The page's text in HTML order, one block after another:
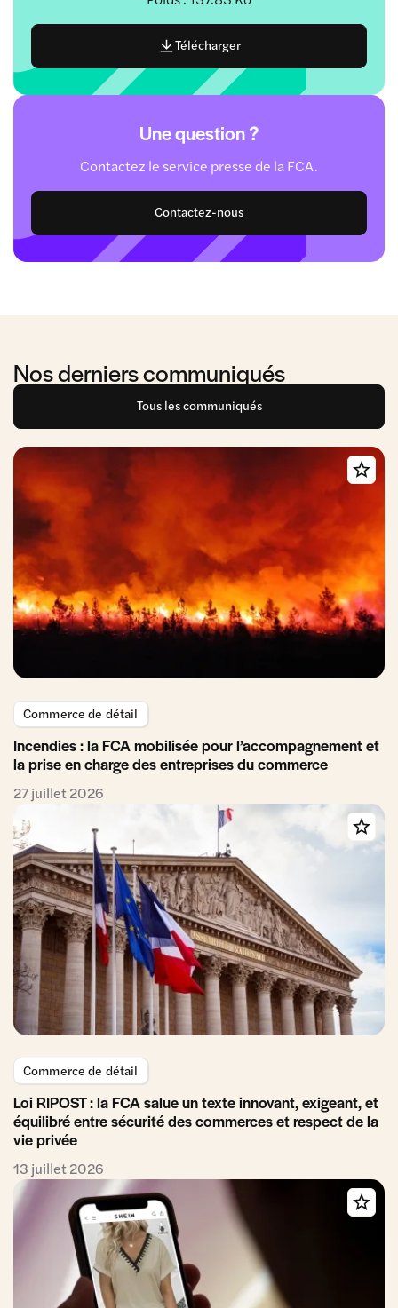
Télécharger
Une question ?
Contactez le service presse de la FCA.
Contactez-nous
Nos derniers communiqués
Tous les communiqués
Commerce de détail
Incendies : la FCA mobilisée pour l’accompagnement et
la prise en charge des entreprises du commerce
27 juillet 2026
Commerce de détail
Loi RIPOST : la FCA salue un texte innovant, exigeant, et
équilibré entre sécurité des commerces et respect de la
vie privée
13 juillet 2026